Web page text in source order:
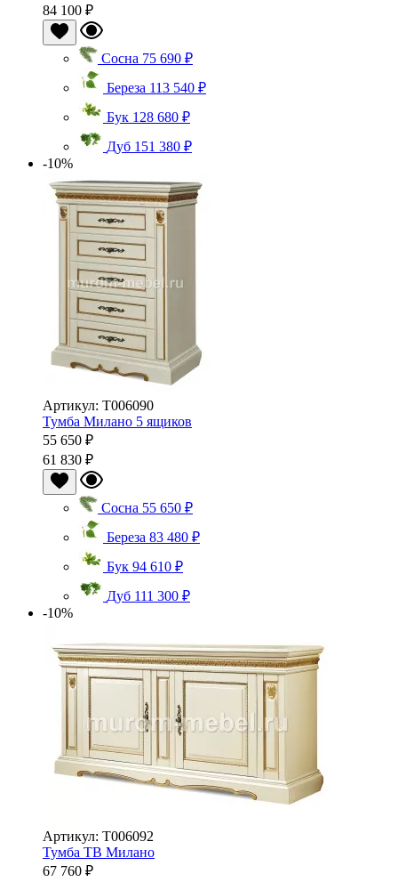
84 100 ₽
Сосна 75 690 ₽
Береза 113 540 ₽
Бук 128 680 ₽
Дуб 151 380 ₽
-10%
Артикул: Т006090
Тумба Милано 5 ящиков
55 650 ₽
61 830 ₽
Сосна 55 650 ₽
Береза 83 480 ₽
Бук 94 610 ₽
Дуб 111 300 ₽
-10%
Артикул: Т006092
Тумба ТВ Милано
67 760 ₽